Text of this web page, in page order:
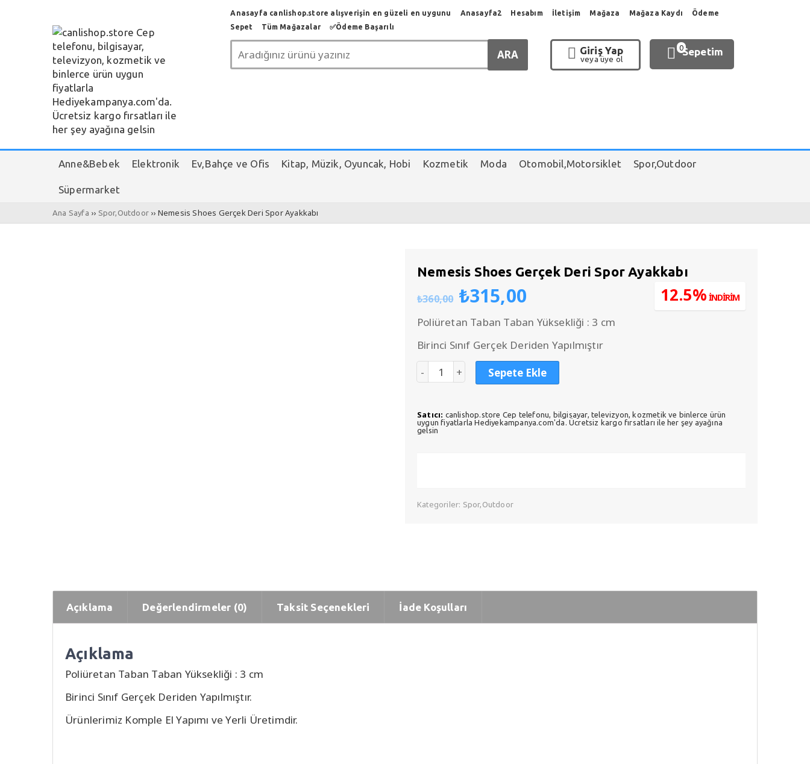
Anasayfa canlishop.store alışverişin en güzeli en uygunu Anasayfa2 Hesabım İletişim Mağaza Mağaza Kaydı
Ödeme
Sepet
Tüm Mağazalar ✅️Ödeme Başarılı
Giriş Yap
veya üye ol
0Sepetim
Anne&Bebek Elektronik Ev,Bahçe ve Ofis Kitap, Müzik, Oyuncak, Hobi Kozmetik Moda Otomobil,Motorsiklet Spor,Outdoor
Süpermarket
Ana Sayfa ›› Spor,Outdoor ›› Nemesis Shoes Gerçek Deri Spor Ayakkabı
Nemesis Shoes Gerçek Deri Spor Ayakkabı
₺360,00 Orijinal
fiyat:
₺360,00.
₺315,00
fiyat:
₺315,00.
12.5% İNDİRİM
Poliüretan Taban Taban Yüksekliği : 3 cm
Birinci Sınıf Gerçek Deriden Yapılmıştır
Sepete Ekle
Satıcı: canlishop.store Cep telefonu, bilgisayar, televizyon, kozmetik ve binlerce ürün
uygun fiyatlarla Hediyekampanya.com'da. Ücretsiz kargo fırsatları ile her şey ayağına
gelsin
Kategoriler: Spor,Outdoor
Açıklama Değerlendirmeler (0) Taksit Seçenekleri İade Koşulları
Açıklama
Poliüretan Taban Taban Yüksekliği : 3 cm
Birinci Sınıf Gerçek Deriden Yapılmıştır.
Ürünlerimiz Komple El Yapımı ve Yerli Üretimdir.